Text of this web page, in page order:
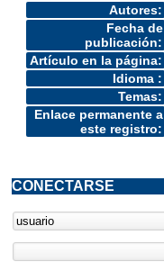
Autores:
Fecha de
publicación:
Artículo en la página:
Idioma :
Temas:
Enlace permanente a
este registro:
CONECTARSE